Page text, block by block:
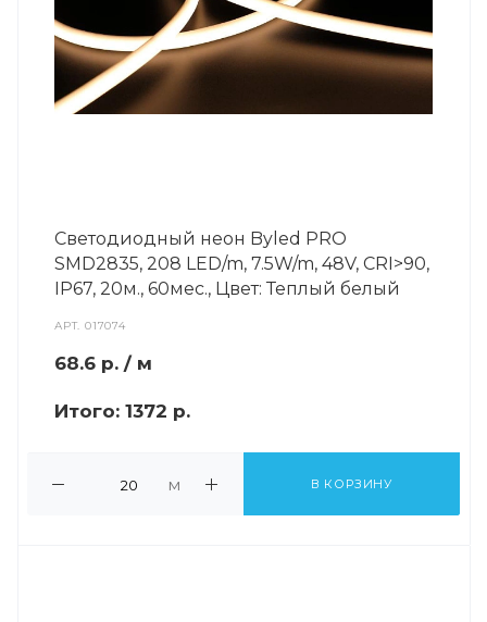
Светодиодный неон Byled PRO
SMD2835, 208 LED/m, 7.5W/m, 48V, СRI>90,
IP67, 20м., 60мес., Цвет: Теплый белый
АРТ.017074
68.6 р. / м
Итого: 1372 р.
м В КОРЗИНУ